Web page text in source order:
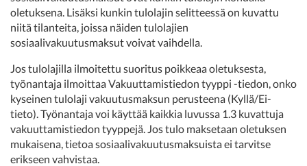
oletuksena. Lisäksi kunkin tulolajin selitteessä on kuvattu
niitä tilanteita, joissa näiden tulolajien
sosiaalivakuutusmaksut voivat vaihdella.
Jos tulolajilla ilmoitettu suoritus poikkeaa oletuksesta,
työnantaja ilmoittaa Vakuuttamistiedon tyyppi -tiedon, onko
kyseinen tulolaji vakuutusmaksun perusteena (Kyllä/Ei-
tieto). Työnantaja voi käyttää kaikkia luvussa 1.3 kuvattuja
vakuuttamistiedon tyyppejä. Jos tulo maksetaan oletuksen
mukaisena, tietoa sosiaalivakuutusmaksuista ei tarvitse
erikseen vahvistaa.